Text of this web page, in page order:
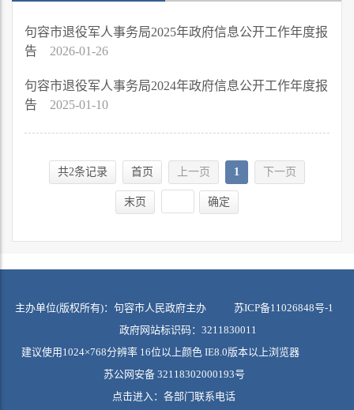
句容市退役军人事务局2025年政府信息公开工作年度报
告
2026-01-26
句容市退役军人事务局2024年政府信息公开工作年度报
告
2025-01-10
共2条记录 首页 上一页 1 下一页
末页 确定
主办单位(版权所有)：句容市人民政府主办 苏ICP备11026848号-1
政府网站标识码：3211830011
建议使用1024×768分辨率 16位以上颜色 IE8.0版本以上浏览器
苏公网安备 32118302000193号
点击进入： 各部门联系电话